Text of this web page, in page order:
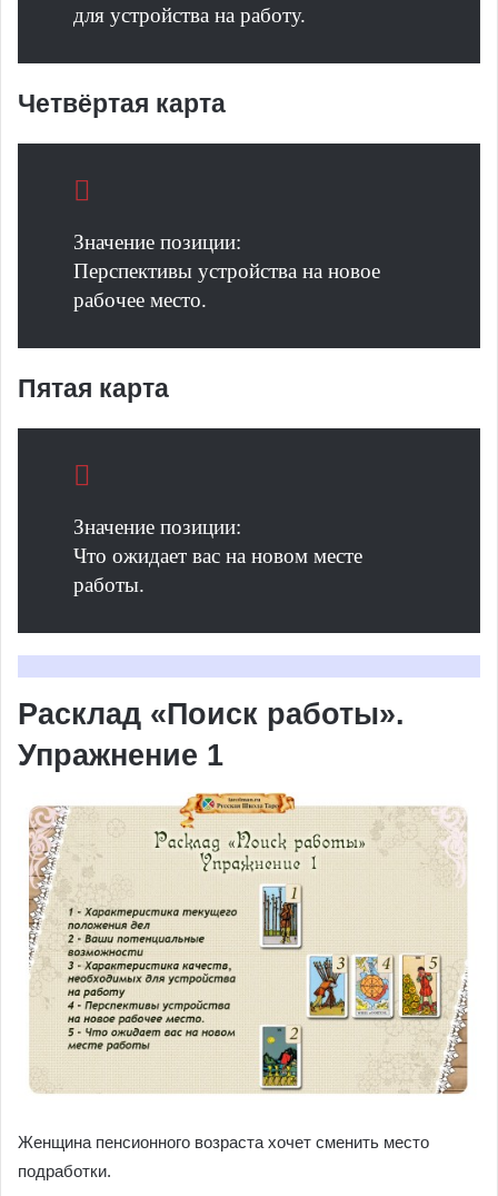
для устройства на работу.
Четвёртая карта
Значение позиции:
Перспективы устройства на новое
рабочее место.
Пятая карта
Значение позиции:
Что ожидает вас на новом месте
работы.
Расклад «Поиск работы».
Упражнение 1
Женщина пенсионного возраста хочет сменить место
подработки.